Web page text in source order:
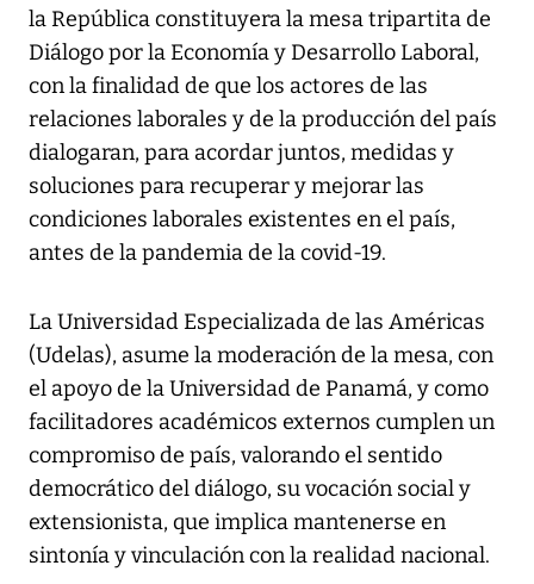
la República constituyera la mesa tripartita de
Diálogo por la Economía y Desarrollo Laboral,
con la finalidad de que los actores de las
relaciones laborales y de la producción del país
dialogaran, para acordar juntos, medidas y
soluciones para recuperar y mejorar las
condiciones laborales existentes en el país,
antes de la pandemia de la covid-19.
La Universidad Especializada de las Américas
(Udelas), asume la moderación de la mesa, con
el apoyo de la Universidad de Panamá, y como
facilitadores académicos externos cumplen un
compromiso de país, valorando el sentido
democrático del diálogo, su vocación social y
extensionista, que implica mantenerse en
sintonía y vinculación con la realidad nacional.